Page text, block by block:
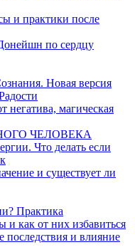
и практики после
по сердцу
Новая версия
негатива, магическая
ЧЕЛОВЕКА
Что делать если
и существует ли
Практика
и как от них избавиться
последствия и влияние